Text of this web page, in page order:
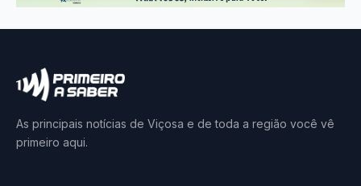
As principais notícias de Viçosa e de toda a região você vê
primeiro aqui.